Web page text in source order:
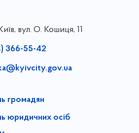
вул. О. Кошиця, 11
366-55-42
громадян
юридичних осіб